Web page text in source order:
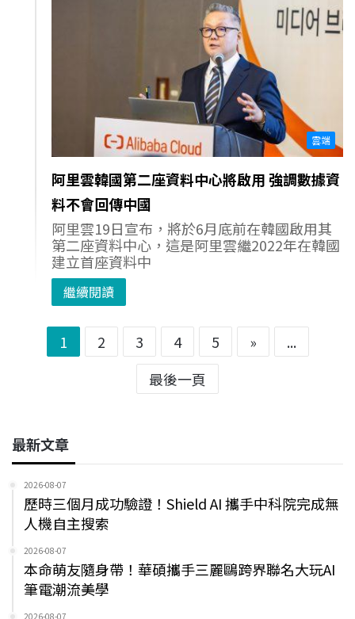
雲端
阿里雲韓國第二座資料中心將啟用 強調數據資
料不會回傳中國
阿里雲19日宣布，將於6月底前在韓國啟用其
第二座資料中心，這是阿里雲繼2022年在韓國
建立首座資料中
繼續閱讀
1 2 3 4 5 »
...
最後一頁
最新文章
2026-08-07
歷時三個月成功驗證！Shield AI 攜手中科院完成無
人機自主搜索
2026-08-07
本命萌友隨身帶！華碩攜手三麗鷗跨界聯名大玩AI
筆電潮流美學
2026-08-07